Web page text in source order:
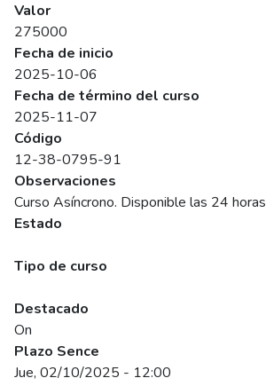
Valor
275000
Fecha de inicio
2025-10-06
Fecha de término del curso
2025-11-07
Código
12-38-0795-91
Observaciones
Curso Asíncrono. Disponible las 24 horas
Estado
Tipo de curso
Destacado
On
Plazo Sence
Jue, 02/10/2025 - 12:00